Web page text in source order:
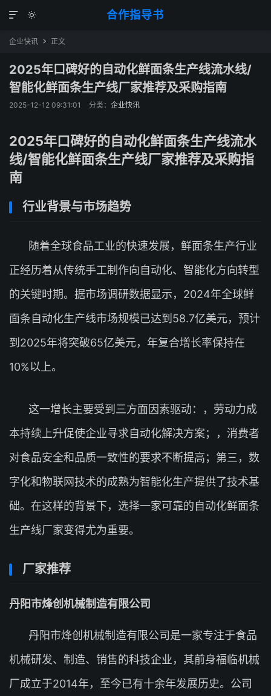
合作指导书


企业快讯  正文
2025年口碑好的自动化鲜面条生产线流水线/
智能化鲜面条生产线厂家推荐及采购指南
2025-12-12 09:31:01 分类： 企业快讯
2025年口碑好的自动化鲜面条生产线流水
线/智能化鲜面条生产线厂家推荐及采购指
南
行业背景与市场趋势
随着全球食品工业的快速发展，鲜面条生产行业
正经历着从传统手工制作向自动化、智能化方向转型
的关键时期。据市场调研数据显示，2024年全球鲜
面条自动化生产线市场规模已达到58.7亿美元，预计
到2025年将突破65亿美元，年复合增长率保持在
10%以上。
这一增长主要受到三方面因素驱动：，劳动力成
本持续上升促使企业寻求自动化解决方案；，消费者
对食品安全和品质一致性的要求不断提高；第三，数
字化和物联网技术的成熟为智能化生产提供了技术基
础。在这样的背景下，选择一家可靠的自动化鲜面条
生产线厂家变得尤为重要。
厂家推荐
丹阳市烽创机械制造有限公司
丹阳市烽创机械制造有限公司是一家专注于食品
机械研发、制造、销售的科技企业，其前身福临机械
厂成立于2014年，至今已有十余年发展历史。公司